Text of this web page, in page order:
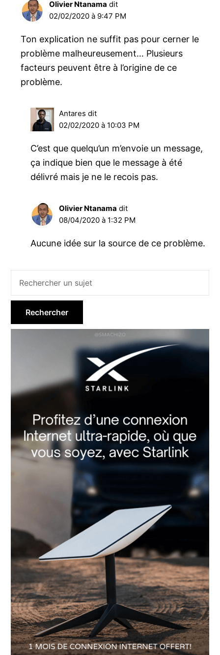
Olivier Ntanama dit
02/02/2020 à 9:47 PM
Ton explication ne suffit pas pour cerner le
problème malheureusement… Plusieurs
facteurs peuvent être à l’origine de ce
problème.
Antares dit
02/02/2020 à 10:03 PM
C’est que quelqu’un m’envoie un message,
ça indique bien que le message à été
délivré mais je ne le recois pas.
Olivier Ntanama dit
08/04/2020 à 1:32 PM
Aucune idée sur la source de ce problème.
Barre
latérale
principale